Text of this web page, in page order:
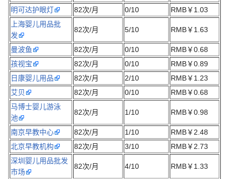
明可达护眼灯 82次/月 0/10
RMB￥1.03
上海婴儿用品批
发
82次/月 5/10 RMB￥1.63
曼波鱼 82次/月 0/10
RMB￥0.68
孩视宝
82次/月 0/10
RMB￥0.89
日康婴儿用品
82次/月 2/10
RMB￥1.23
艾贝
82次/月 0/10
RMB￥0.68
马博士婴儿游泳
池
82次/月 1/10 RMB￥0.98
南京早教中心 82次/月 1/10
RMB￥2.48
北京早教机构
82次/月 3/10
RMB￥2.73
深圳婴儿用品批发
市场
82次/月 4/10 RMB￥1.33